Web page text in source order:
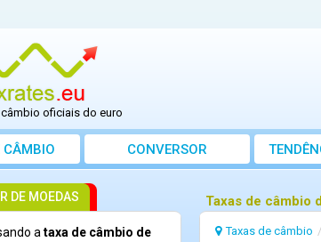
câmbio oficiais do euro
CÂMBIO CONVERSOR
Taxas de câmbio
Taxas de câmbio
DE MOEDAS
ataxa de câmbio de